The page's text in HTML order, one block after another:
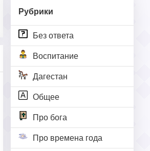
Рубрики
Без ответа
Воспитание
Дагестан
Общее
Про бога
Про времена года